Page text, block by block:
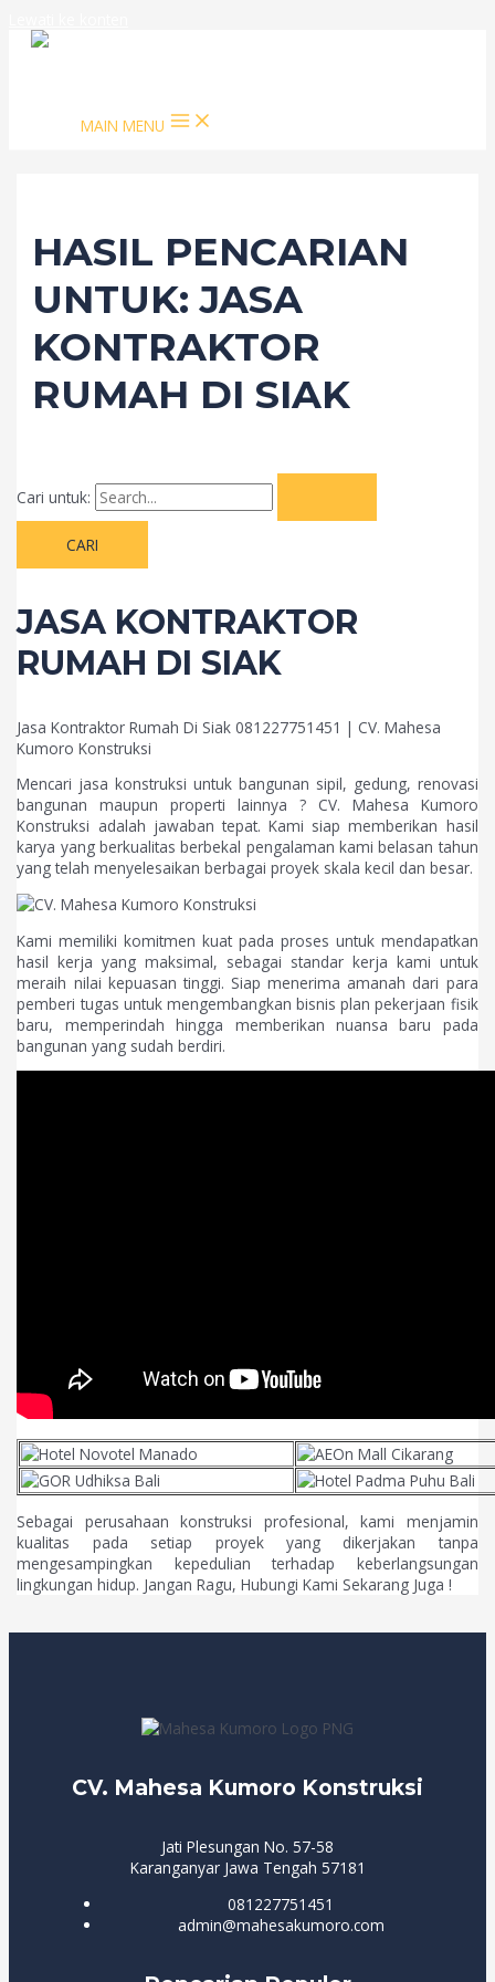
MAIN MENU
HASIL PENCARIAN
UNTUK:JASA
KONTRAKTOR
RUMAH DI SIAK
Cari untuk:
JASA KONTRAKTOR
RUMAH DI SIAK
Jasa Kontraktor Rumah Di Siak 081227751451 | CV. Mahesa
Kumoro Konstruksi
Mencari jasa konstruksi untuk bangunan sipil, gedung, renovasi
bangunan maupun properti lainnya ? CV. Mahesa Kumoro
Konstruksi adalah jawaban tepat. Kami siap memberikan hasil
karya yang berkualitas berbekal pengalaman kami belasan tahun
yang telah menyelesaikan berbagai proyek skala kecil dan besar.
Kami memiliki komitmen kuat pada proses untuk mendapatkan
hasil kerja yang maksimal, sebagai standar kerja kami untuk
meraih nilai kepuasan tinggi. Siap menerima amanah dari para
pemberi tugas untuk mengembangkan bisnis plan pekerjaan fisik
baru, memperindah hingga memberikan nuansa baru pada
bangunan yang sudah berdiri.
Sebagai perusahaan konstruksi profesional, kami menjamin
kualitas pada setiap proyek yang dikerjakan tanpa
mengesampingkan kepedulian terhadap keberlangsungan
lingkungan hidup. Jangan Ragu, Hubungi Kami Sekarang Juga !
CV. Mahesa Kumoro Konstruksi
Jati Plesungan No. 57-58
Karanganyar Jawa Tengah 57181
081227751451
admin@mahesakumoro.com